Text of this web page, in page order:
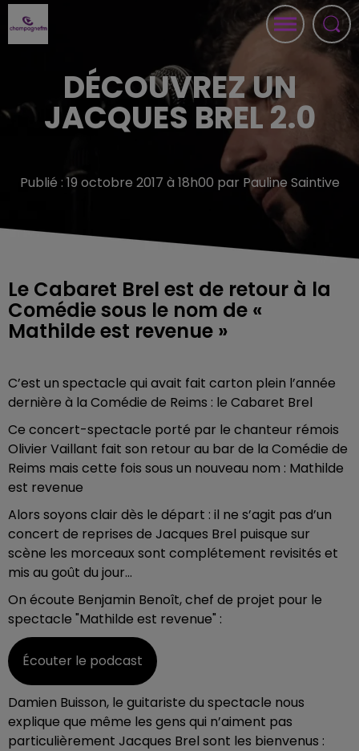
DÉCOUVREZ UN
JACQUES BREL 2.0
Publié : 19 octobre 2017 à 18h00 par Pauline Saintive
Le Cabaret Brel est de retour à la
Comédie sous le nom de «
Mathilde est revenue »
C’est un spectacle qui avait fait carton plein l’année
dernière à la Comédie de Reims : le Cabaret Brel
Ce concert-spectacle porté par le chanteur rémois
Olivier Vaillant fait son retour au bar de la Comédie de
Reims mais cette fois sous un nouveau nom : Mathilde
est revenue
Alors soyons clair dès le départ : il ne s’agit pas d’un
concert de reprises de Jacques Brel puisque sur
scène les morceaux sont complétement revisités et
mis au goût du jour…
On écoute Benjamin Benoît, chef de projet pour le
spectacle "Mathilde est revenue" :
Écouter le podcast
Damien Buisson, le guitariste du spectacle nous
explique que même les gens qui n’aiment pas
particulièrement Jacques Brel sont les bienvenus :